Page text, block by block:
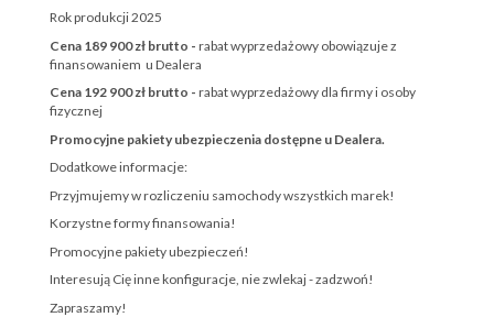
Rok produkcji 2025
Cena 189 900 zł brutto - rabat wyprzedażowy obowiązuje z
finansowaniem u Dealera
Cena 192 900 zł brutto - rabat wyprzedażowy dla firmy i osoby
fizycznej
Promocyjne pakiety ubezpieczenia dostępne u Dealera.
Dodatkowe informacje:
Przyjmujemy w rozliczeniu samochody wszystkich marek!
Korzystne formy finansowania!
Promocyjne pakiety ubezpieczeń!
Interesują Cię inne konfiguracje, nie zwlekaj - zadzwoń!
Zapraszamy!